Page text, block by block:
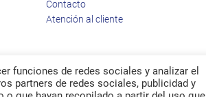
Contacto
Atención al cliente
funciones de redes sociales y analizar el
partners de redes sociales, publicidad y